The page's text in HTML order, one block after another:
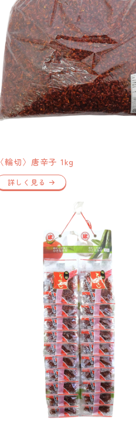
〈輪切〉唐辛子 1kg
詳しく見る